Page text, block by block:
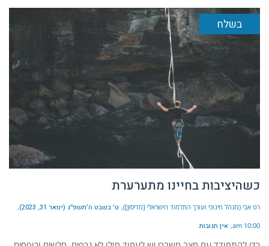
בשלח
כשהיציבות בחיינו מתערערת
רט אבי (מנהל חינוכי ועורך התלמוד הישראלי [מדיסון]) ט׳ בשבט ה׳תשפ״ג (ינואר 31, 2023)
10:00 am אין תגובות